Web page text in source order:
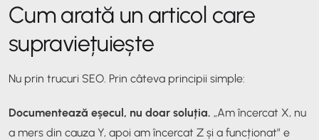
Cum arată un articol care
supraviețuiește
Nu prin trucuri SEO. Prin câteva principii simple:
Documentează eșecul, nu doar soluția. „Am încercat X, nu
a mers din cauza Y, apoi am încercat Z și a funcționat” e